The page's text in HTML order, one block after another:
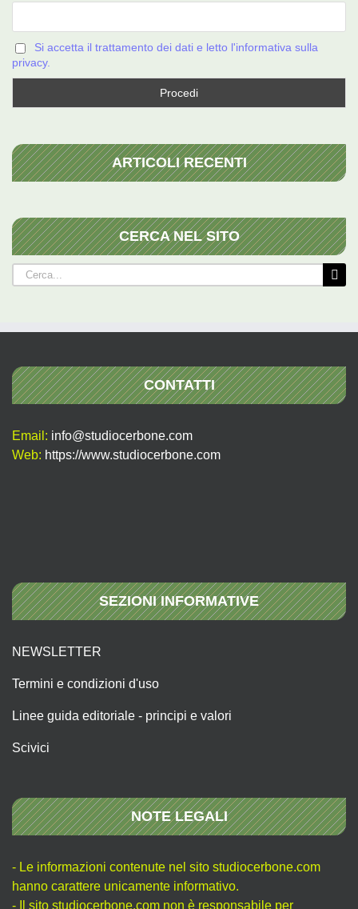
Si accetta il trattamento dei dati e letto l'informativa sulla
privacy.
ARTICOLI RECENTI
CERCA NEL SITO
Cerca
per:
CONTATTI
Email: info@studiocerbone.com
Web: https://www.studiocerbone.com
SEZIONI INFORMATIVE
NEWSLETTER
Termini e condizioni d'uso
Linee guida editoriale - principi e valori
Scivici
NOTE LEGALI
- Le informazioni contenute nel sito studiocerbone.com
hanno carattere unicamente informativo.
- Il sito studiocerbone.com non è responsabile per